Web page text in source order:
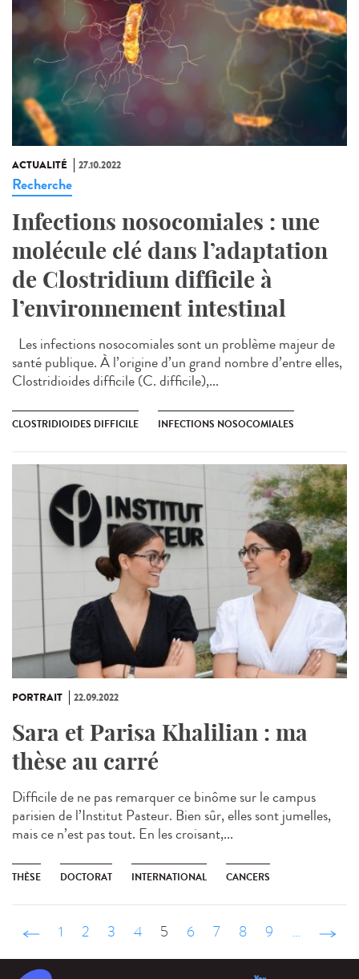
ACTUALITÉ 27.10.2022
Recherche
Infections nosocomiales : une
molécule clé dans l’adaptation
de Clostridium difficile à
l’environnement intestinal
Les infections nosocomiales sont un problème majeur de
santé publique. À l’origine d’un grand nombre d’entre elles,
Clostridioides difficile (C. difficile),...
CLOSTRIDIOIDES DIFFICILE INFECTIONS NOSOCOMIALES
PORTRAIT 22.09.2022
Sara et Parisa Khalilian : ma
thèse au carré
Difficile de ne pas remarquer ce binôme sur le campus
parisien de l’Institut Pasteur. Bien sûr, elles sont jumelles,
mais ce n’est pas tout. En les croisant,...
THÈSE DOCTORAT INTERNATIONAL CANCERS
‹ précédent
1 2 3 4 5 6 7 8 9 …